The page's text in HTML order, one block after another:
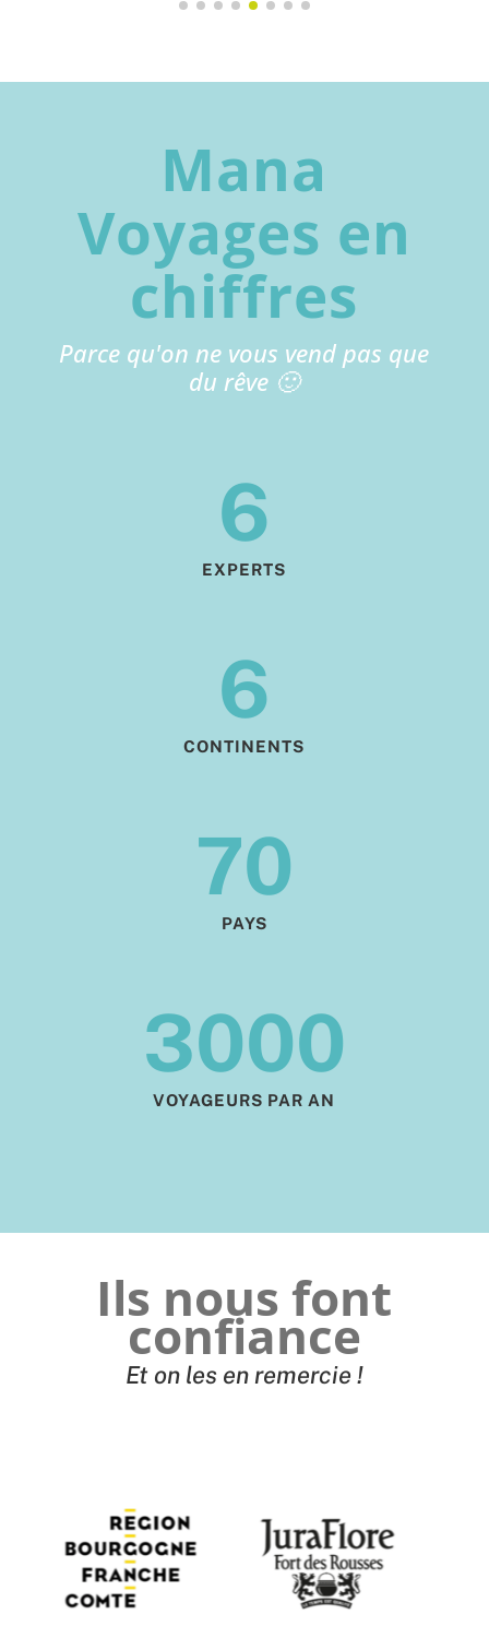
Mana
Voyages en
chiffres
Parce qu'on ne vous vend pas que
du rêve 🙂
6
EXPERTS
6
CONTINENTS
70
PAYS
3000
VOYAGEURS PAR AN
Ils nous font
confiance
Et on les en remercie !